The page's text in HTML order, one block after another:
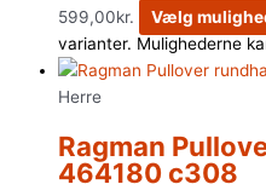
599,00kr. Vælg
varianter. Mulighederne
Herre
Ragman
464180 c308